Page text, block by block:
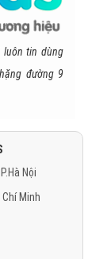
luôn tin dùng
đường 9
Nội
Minh